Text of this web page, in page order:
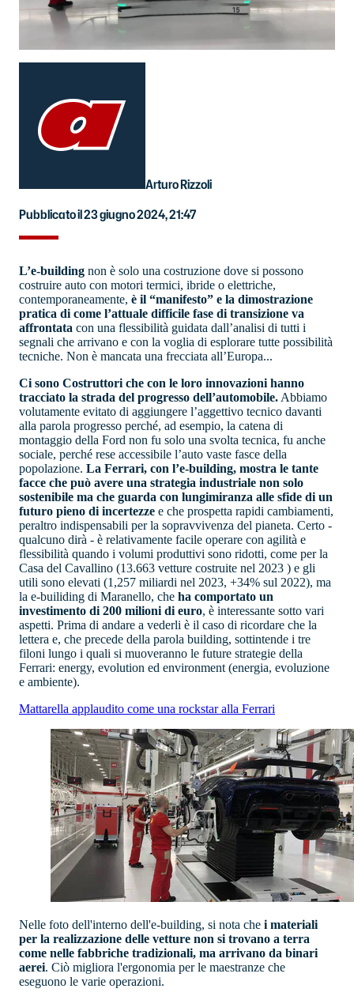
Arturo Rizzoli
Pubblicato il 23 giugno 2024, 21:47
L’e-building non è solo una costruzione dove si possono
costruire auto con motori termici, ibride o elettriche,
contemporaneamente, è il “manifesto” e la dimostrazione
pratica di come l’attuale difficile fase di transizione va
affrontata con una flessibilità guidata dall’analisi di tutti i
segnali che arrivano e con la voglia di esplorare tutte possibilità
tecniche. Non è mancata una frecciata all’Europa...
Ci sono Costruttori che con le loro innovazioni hanno
tracciato la strada del progresso dell’automobile. Abbiamo
volutamente evitato di aggiungere l’aggettivo tecnico davanti
alla parola progresso perché, ad esempio, la catena di
montaggio della Ford non fu solo una svolta tecnica, fu anche
sociale, perché rese accessibile l’auto vaste fasce della
popolazione. La Ferrari, con l’e-building, mostra le tante
facce che può avere una strategia industriale non solo
sostenibile ma che guarda con lungimiranza alle sfide di un
futuro pieno di incertezze e che prospetta rapidi cambiamenti,
peraltro indispensabili per la sopravvivenza del pianeta. Certo -
qualcuno dirà - è relativamente facile operare con agilità e
flessibilità quando i volumi produttivi sono ridotti, come per la
Casa del Cavallino (13.663 vetture costruite nel 2023 ) e gli
utili sono elevati (1,257 miliardi nel 2023, +34% sul 2022), ma
la e-builiding di Maranello, che ha comportato un
investimento di 200 milioni di euro, è interessante sotto vari
aspetti. Prima di andare a vederli è il caso di ricordare che la
lettera e, che precede della parola building, sottintende i tre
filoni lungo i quali si muoveranno le future strategie della
Ferrari: energy, evolution ed environment (energia, evoluzione
e ambiente).
Mattarella applaudito come una rockstar alla Ferrari
Nelle foto dell'interno dell'e-building, si nota che i materiali
per la realizzazione delle vetture non si trovano a terra
come nelle fabbriche tradizionali, ma arrivano da binari
aerei. Ciò migliora l'ergonomia per le maestranze che
eseguono le varie operazioni.